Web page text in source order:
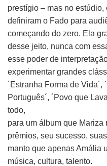
prestígio – mas no
definiram o Fado para
começando do zero. Ela
desse jeito, nunca com
esse poder de
experimentar grandes
´Estranha Forma de Vida´,
Português´, ´Povo que
todo,
para um álbum que
prêmios, seu sucesso,
manto que apenas Amália
música, cultura, talento.